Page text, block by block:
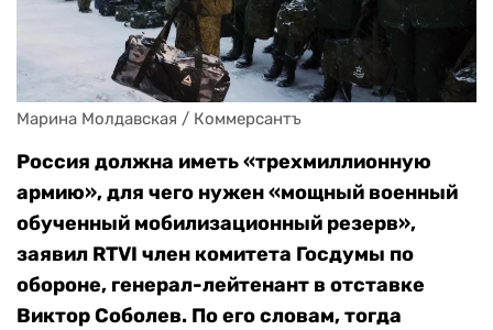
Марина Молдавская / Коммерсантъ
Россия должна иметь «трехмиллионную
армию», для чего нужен «мощный военный
обученный мобилизационный резерв»,
заявил RTVI член комитета Госдумы по
обороне, генерал-лейтенант в отставке
Виктор Соболев. По его словам, тогда